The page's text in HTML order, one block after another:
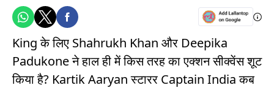
King के लिए Shahrukh Khan और Deepika
Padukone ने हाल ही में किस तरह का एक्शन सीक्वेंस शूट
किया है? Kartik Aaryan स्टारर Captain India कब